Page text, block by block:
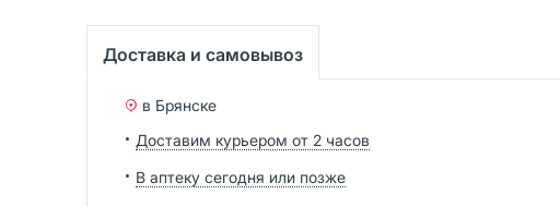
Доставка и самовывоз
в Брянске
Доставим курьером от 2 часов
В аптеку сегодня или позже